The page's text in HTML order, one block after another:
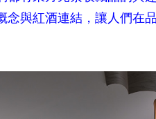
與紅酒連結，讓人們在